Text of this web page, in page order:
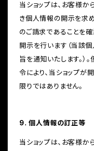
当ショップは、お客様
き個人情報の開示を求
のご請求であることを確
開示を行います（当該
旨を通知いたします。）
令により、当ショップが
限りではありません。
9. 個人情報の訂正等
当ショップは、お客様